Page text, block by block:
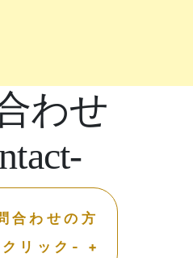
わせ
合わせの方
リック- +